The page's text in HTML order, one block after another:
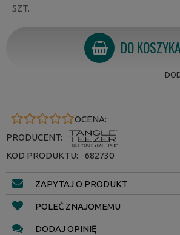
SZT.
DO KOSZYKA
OCENA:
PRODUCENT:
KOD PRODUKTU:
682730
ZAPYTAJ O PRODUKT
POLEĆ ZNAJOMEMU
DODAJ OPINIĘ